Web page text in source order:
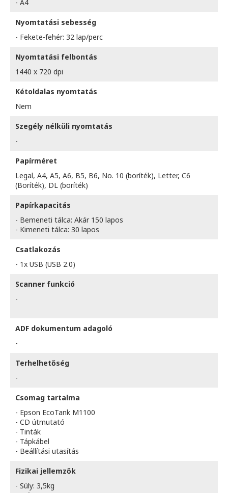
- A4
Nyomtatási sebesség
- Fekete-fehér: 32 lap/perc
Nyomtatási felbontás
1440 x 720 dpi
Kétoldalas nyomtatás
Nem
Szegély nélküli nyomtatás
-
Papírméret
Legal, A4, A5, A6, B5, B6, No. 10 (boríték), Letter, C6
(Boríték), DL (boríték)
Papírkapacitás
- Bemeneti tálca: Akár 150 lapos
- Kimeneti tálca: 30 lapos
Csatlakozás
- 1x USB (USB 2.0)
Scanner funkció
-
ADF dokumentum adagoló
-
Terhelhetőség
-
Csomag tartalma
- Epson EcoTank M1100
- CD útmutató
- Tinták
- Tápkábel
- Beállítási utasítás
Fizikai jellemzők
- Súly: 3,5kg